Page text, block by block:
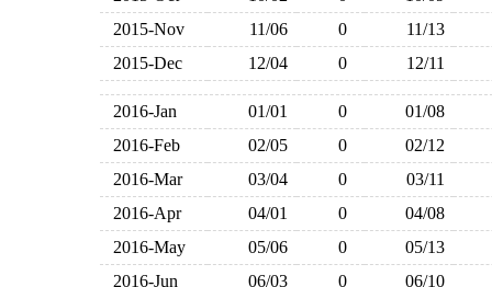
2015-Nov
11/06 0
11/13
2015-Dec
12/04 0 12/11
2016-Jan 01/01 0
01/08
2016-Feb
02/05 0
02/12
2016-Mar
03/04 0
03/11
2016-Apr
04/01 0
04/08
2016-May
05/06 0
05/13
2016-Jun
06/03 0 06/10